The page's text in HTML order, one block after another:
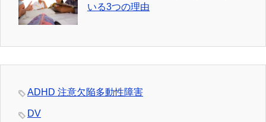
いる3つの理由
ADHD 注意欠陥多動性障害
DV